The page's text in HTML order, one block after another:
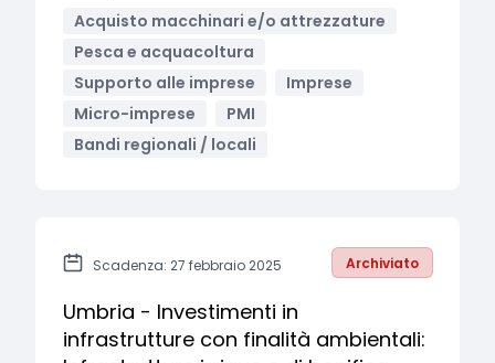
Acquisto macchinari e/o attrezzature
Pesca e acquacoltura
Supporto alle imprese
Imprese
Micro-imprese
PMI
Bandi regionali / locali
Scadenza: 27 febbraio 2025 Archiviato
Umbria - Investimenti in
infrastrutture con finalità ambientali: